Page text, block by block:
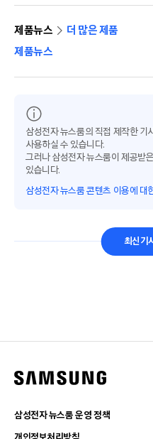
제품뉴스
더 많은 제품
제품뉴스
삼성전자 뉴스룸의 직접 제작한 기
사용하실 수 있습니다.
그러나 삼성전자 뉴스룸이 제공받
있습니다.
삼성전자 뉴스룸 콘텐츠 이용에 대
최신기
삼성전자 뉴스룸 운영 정책